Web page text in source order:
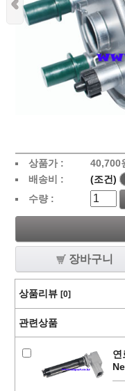
상품가 : 40,700
배송비 :
(조건)
수량 :
장바구니
상품리뷰 [0]
관련상품
연